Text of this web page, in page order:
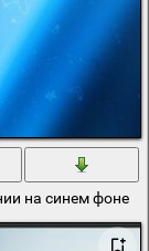
с волшебным
на синем фоне